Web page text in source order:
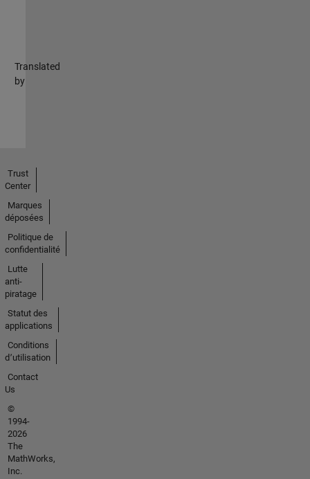
Translated
by
Trust
Center
Marques
déposées
Politique de
confidentialité
Lutte
anti-
piratage
Statut des
applications
Conditions
d՚utilisation
Contact
Us
©
1994-
2026
The
MathWorks,
Inc.